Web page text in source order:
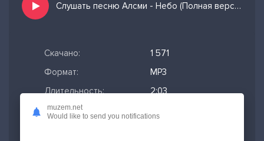
Слушать песню Алсми - Небо (Полная версия) и добавить в избранных
Скачано:
1 571
Формат:
MP3
Длительность:
2:03
Размер файла:
muzem.net
Would like to send you notifications